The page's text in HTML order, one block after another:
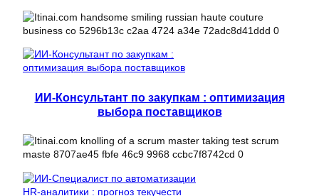
ИИ-Консультант по закупкам : оптимизация
выбора поставщиков